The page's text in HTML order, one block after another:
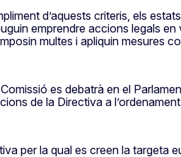
d’aquests criteris, els
emprendre accions legals
multes i apliquin mesures
es debatrà en el
de la Directiva a
per la qual es creen la targeta